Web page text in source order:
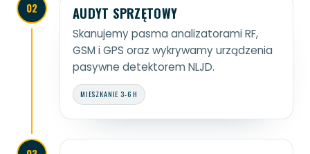
02 AUDYT SPRZĘTOWY
Skanujemy pasma analizatorami RF,
GSM i GPS oraz wykrywamy urządzenia
pasywne detektorem NLJD.
MIESZKANIE 3-6 H